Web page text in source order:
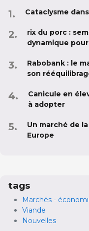
Cataclysme
rix du porc :
dynamique
Rabobank : le
son
Canicule en
à adopter
Un marché de
Europe
tags
Marchés -
Viande
Nouvelles